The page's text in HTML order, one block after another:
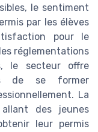
le sentiment
par les élèves
pour le
réglementations
le secteur offre
de se former
La
des jeunes
leur permis